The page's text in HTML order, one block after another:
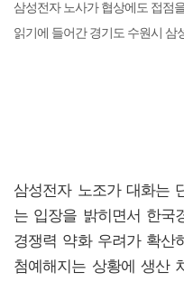
삼성전자 노사가 협상에도 접점
읽기에 들어간 경기도 수원시 삼
삼성전자 노조가 대화는
는 입장을 밝히면서 한국
경쟁력 약화 우려가 확산
첨예해지는 상황에 생산